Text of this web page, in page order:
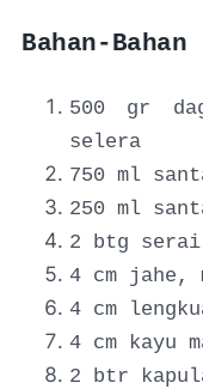
Bahan-Bahan
500 gr
selera
750 ml
250 ml
2 btg serai,
4 cm jahe,
4 cm
4 cm kayu
2 btr